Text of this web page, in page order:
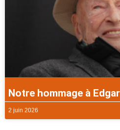
Notre hommage à
2 juin 2026